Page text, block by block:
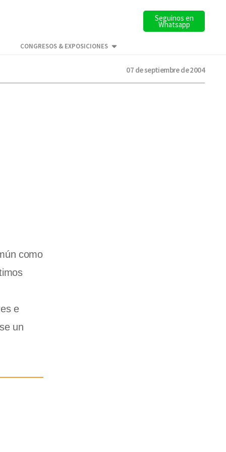
Seguinos en
Whatsapp
CONGRESOS & EXPOSICIONES
07 de septiembre de 2004
como
e
un